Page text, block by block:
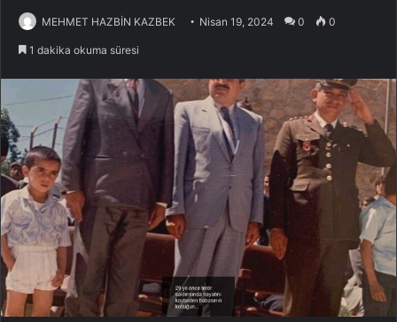
MEHMET HAZBİN KAZBEK Nisan 19, 2024 0 0
1 dakika okuma süresi